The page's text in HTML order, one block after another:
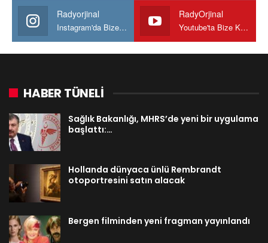
Radyorjinal
Instagram'da Bize katılın
RadyOrjinal
Youtube'ta Bize Katılın
HABER TÜNELİ
Sağlık Bakanlığı, MHRS’de yeni bir uygulama
başlattı:…
Hollanda dünyaca ünlü Rembrandt
otoportresini satın alacak
Bergen filminden yeni fragman yayınlandı